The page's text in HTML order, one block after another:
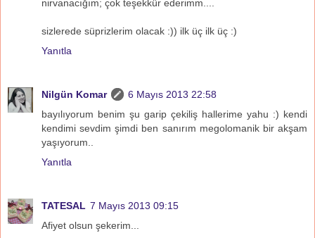
nirvanacığım; çok teşekkür ederimm....
sizlerede süprizlerim olacak :)) ilk üç ilk üç :)
Yanıtla
Nilgün Komar
6 Mayıs 2013 22:58
bayılıyorum benim şu garip çekiliş hallerime yahu :) kendi
kendimi sevdim şimdi ben sanırım megolomanik bir akşam
yaşıyorum..
Yanıtla
TATESAL 7 Mayıs 2013 09:15
Afiyet olsun şekerim...